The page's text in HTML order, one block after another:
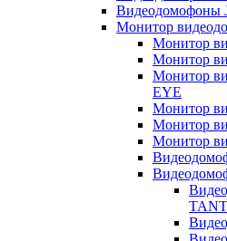
Видеодомофоны
Монитор
Монитор
Монитор
Монитор
EYE
Монитор
Монитор
Монитор